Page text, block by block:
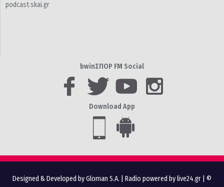
podcast.skai.gr
bwinΣΠΟΡ FM Social
Download App
Designed & Developed by Gloman S.A. Radio powered by live24.gr | ©